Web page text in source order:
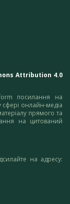
Attribution 4.0
посилання на
сфері онлайн-медіа
прямого та
на цитований
на адресу: